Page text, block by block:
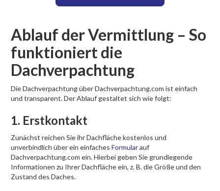
Ablauf der Vermittlung – So
funktioniert die
Dachverpachtung
Die Dachverpachtung über Dachverpachtung.com ist einfach
und transparent. Der Ablauf gestaltet sich wie folgt:
1. Erstkontakt
Zunächst reichen Sie ihr Dachfläche kostenlos und
unverbindlich über ein einfachesFormularauf
Dachverpachtung.com ein. Hierbei geben Sie grundlegende
Informationen zu Ihrer Dachfläche ein, z. B. die Größe und den
Zustand des Daches.